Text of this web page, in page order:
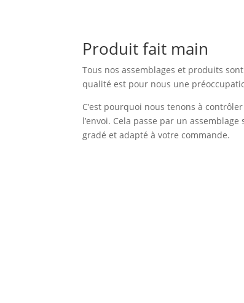
Produit fait main
Tous nos assemblages et produits
qualité est pour nous une
C’est pourquoi nous tenons à
l’envoi. Cela passe par un
gradé et adapté à votre commande.